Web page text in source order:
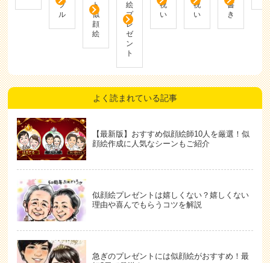
プ
ル
ト
似
顔
絵
絵
プ
レ
ゼ
ン
ト
祝
い
祝
い
書
き
よく読まれている記事
【最新版】おすすめ似顔絵師10人を厳選！似
顔絵作成に人気なシーンもご紹介
似顔絵プレゼントは嬉しくない？嬉しくない
理由や喜んでもらうコツを解説
急ぎのプレゼントには似顔絵がおすすめ！最